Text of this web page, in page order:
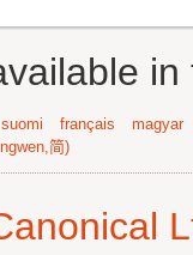
suomi français
magyar
简)